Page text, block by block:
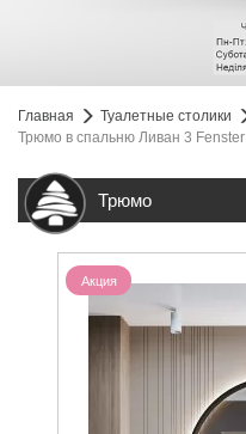
Главная Туалетные столики
Трюмо в спальню Ливан 3 Fenster
Трюмо
Акция